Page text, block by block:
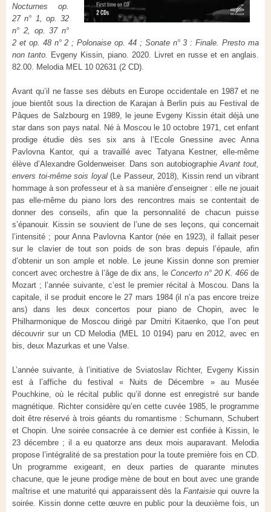
Nocturnes op.
27 n° 1, op. 32
n° 2, op. 37 n°
2 et op. 48 n° 2 ; Polonaise op. 44 ; Sonate n° 3 : Finale. Presto ma
non tanto. Evgeny Kissin, piano. 2020. Livret en russe et en anglais.
82.00. Melodia MEL 10 02631 (2 CD).
Avant qu’il ne fasse ses débuts en Europe occidentale en 1987 et ne
joue bientôt sous la direction de Karajan à Berlin puis au Festival de
Pâques de Salzbourg en 1989, le jeune Evgeny Kissin était déjà une
star dans son pays natal. Né à Moscou le 10 octobre 1971, cet enfant
prodige étudie dès ses six ans à l’Ecole Gnessine avec Anna
Pavlovna Kantor, qui a travaillé avec Tatyana Kestner, elle-même
élève d’Alexandre Goldenweiser. Dans son autobiographieAvant tout,
envers toi-même sois loyal (Le Passeur, 2018), Kissin rend un vibrant
hommage à son professeur et à sa manière d’enseigner : elle ne jouait
pas elle-même du piano lors des rencontres mais se contentait de
donner des conseils, afin que la personnalité de chacun puisse
s’épanouir. Kissin se souvient de l’une de ses leçons, qui concernait
l’intensité ; pour Anna Pavlovna Kantor (née en 1923), il fallait peser
sur le clavier de tout son poids de son bras depuis l’épaule, afin
d’obtenir un son ample et noble. Le jeune Kissin donne son premier
concert avec orchestre à l’âge de dix ans, le Concerto n° 20 K. 466de
Mozart ; l’année suivante, c’est le premier récital à Moscou. Dans la
capitale, il se produit encore le 27 mars 1984 (il n’a pas encore treize
ans) dans les deux concertos pour piano de Chopin, avec le
Philharmonique de Moscou dirigé par Dmitri Kitaenko, que l’on peut
découvrir sur un CD Melodia (MEL 10 0194) paru en 2012, avec en
bis, deux Mazurkas et une Valse.
L’année suivante, à l’initiative de Sviatoslav Richter, Evgeny Kissin
est à l’affiche du festival « Nuits de Décembre » au Musée
Pouchkine, où le récital public qu’il donne est enregistré sur bande
magnétique. Richter considère qu’en cette cuvée 1985, le programme
doit être réservé à trois géants du romantisme : Schumann, Schubert
et Chopin. Une soirée consacrée à ce dernier est confiée à Kissin, le
23 décembre ; il a eu quatorze ans deux mois auparavant. Melodia
propose l’intégralité de sa prestation pour la toute première fois en CD.
Un programme exigeant, en deux parties de quarante minutes
chacune, que le jeune prodige mène de bout en bout avec une grande
maîtrise et une maturité qui apparaissent dès la Fantaisiequi ouvre la
soirée. Kissin donne cette œuvre en public pour la deuxième fois, un